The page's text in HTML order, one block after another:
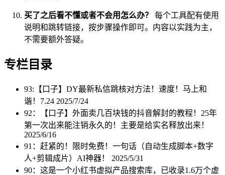
买了之后看不懂或者不会用怎么办？
每个工具配有使用
说明和跳转链接，按步骤操作即可。内容以实践为主，
不需要额外答疑。
专栏目录
93:【口子】DY最新私信跳核对方法！速度！马上和
谐！7.24 2025/7/24
92：【口子】外面卖几百块钱的抖音解封的教程！25年
第一次出来能注销永久的！主要是给实名释放出来！
2025/6/16
91：赶紧的！限时免费！一句话（自动生成脚本+数字
人+剪辑成片）AI神器！ 2025/5/31
90：这是一个小红书虚拟产品搜索库，已收录1.6万个虚